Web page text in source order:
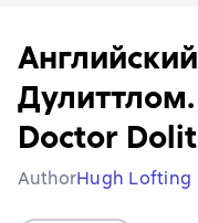
Doctor
AuthorHugh Lofting